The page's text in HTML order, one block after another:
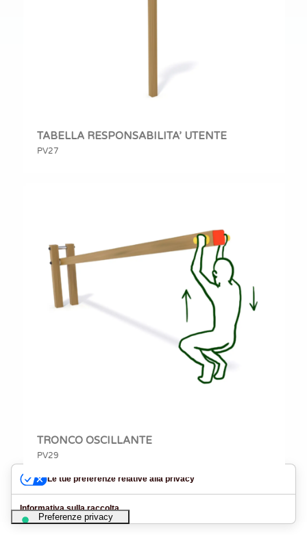
TABELLA RESPONSABILITA’ UTENTE
PV27
TRONCO OSCILLANTE
PV29
Le tue preferenze relative alla privacy
Informativa sulla raccolta